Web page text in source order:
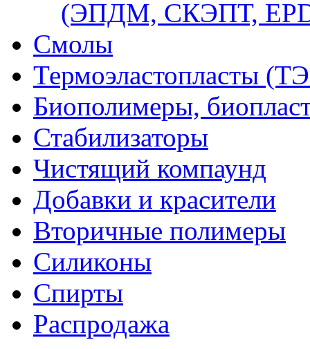
(ЭПДМ, СКЭПТ,
Смолы
Термоэластопласты
Биополимеры,
Стабилизаторы
Чистящий компаунд
Добавки и красители
Вторичные полимеры
Силиконы
Спирты
Распродажа